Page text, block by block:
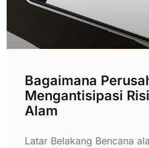
Bagaimana
Mengantisipasi
Alam
Latar Belakang Bencana